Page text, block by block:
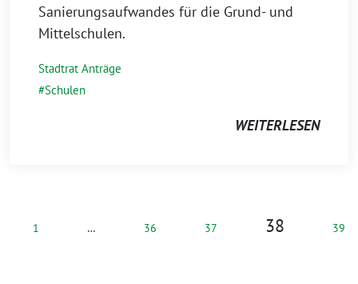
Sanierungsaufwandes für die Grund- und
Mittelschulen.
Stadtrat Anträge
Schulen
WEITERLESEN
1 … 36 37 38 39